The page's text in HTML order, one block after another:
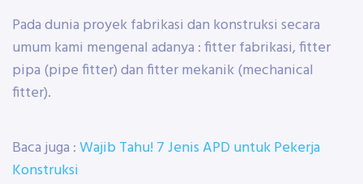
Pada dunia proyek fabrikasi dan konstruksi secara
umum kami mengenal adanya : fitter fabrikasi, fitter
pipa (pipe fitter) dan fitter mekanik (mechanical
fitter).
Baca juga :Wajib Tahu! 7 Jenis APD untuk Pekerja
Konstruksi